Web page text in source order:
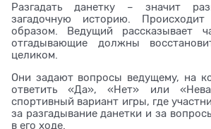
Разгадать данетку – значит
загадочную историю.
образом. Ведущий рассказывает
отгадывающие должны
целиком.
Они задают вопросы ведущему, на
ответить «Да», «Нет» или
спортивный вариант игры, где
за разгадывание данетки и за
в его ходе.